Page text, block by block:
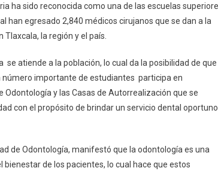
ha sido reconocida como una de las escuelas
han egresado 2,840 médicos cirujanos que se dan a la
la región y el país.
atiende a la población, lo cual da la posibilidad de que
importante de estudiantes participa en
y las Casas de Autorrealización que se
con el propósito de brindar un servicio dental
de Odontología, manifestó que la odontología es una
de los pacientes, lo cual hace que estos